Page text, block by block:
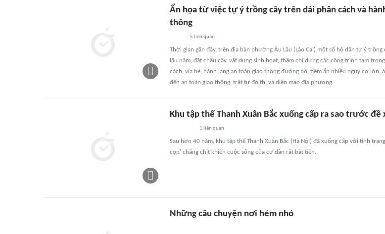
Ẩn họa từ việc tự ý trồng cây trên dải phân cách và
thông
5 liên quan
Thời gian gần đây, trên địa bàn phường Âu Lâu (Lào Cai) một số hộ dân tự ý trồng
lâu năm; đặt chậu cây, vật dụng sinh hoạt, thậm chí dựng các công trình tạm
cách, vỉa hè, hành lang an toàn giao thông đường bộ, tiềm ẩn nhiều nguy cơ lớn,
đến an toàn giao thông, trật tự đô thị và diện mạo địa phương.
Khu tập thể Thanh Xuân Bắc xuống cấp ra sao trước đề
1 liên quan
Sau hơn 40 năm, khu tập thể Thanh Xuân Bắc (Hà Nội) đã xuống cấp với tình
cọp' chằng chịt khiến cuộc sống của cư dân rất bất tiện.
Những câu chuyện nơi hẻm nhỏ